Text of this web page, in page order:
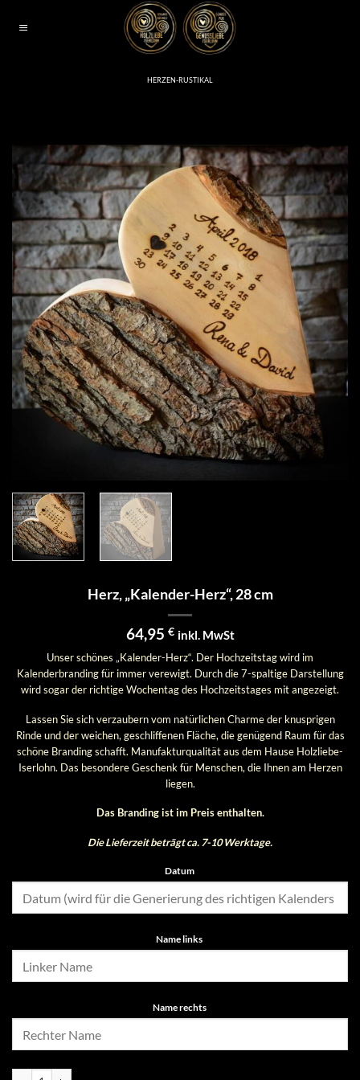
Inhalt
HERZEN-RUSTIKAL
Herz, „Kalender-Herz“, 28 cm
64,95 € inkl. MwSt
Unser schönes „Kalender-Herz“. Der Hochzeitstag wird im
Kalenderbranding für immer verewigt. Durch die 7-spaltige Darstellung
wird sogar der richtige Wochentag des Hochzeitstages mit angezeigt.
Lassen Sie sich verzaubern vom natürlichen Charme der knusprigen
Rinde und der weichen, geschliffenen Fläche, die genügend Raum für das
schöne Branding schafft. Manufakturqualität aus dem Hause Holzliebe-
Iserlohn. Das besondere Geschenk für Menschen, die Ihnen am Herzen
liegen.
Das Branding ist im Preis enthalten.
Die Lieferzeit beträgt ca. 7-10 Werktage.
Datum
Name links
Name rechts